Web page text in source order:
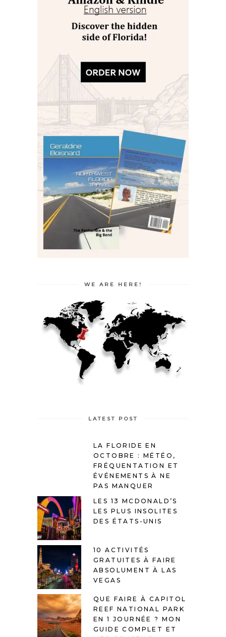
WE ARE HERE!
LATEST POST
LA FLORIDE EN
OCTOBRE : MÉTÉO,
FRÉQUENTATION ET
ÉVÉNEMENTS À NE
PAS MANQUER
LES 13 MCDONALD’S
LES PLUS INSOLITES
DES ÉTATS-UNIS
10 ACTIVITÉS
GRATUITES À FAIRE
ABSOLUMENT À LAS
VEGAS
QUE FAIRE À CAPITOL
REEF NATIONAL PARK
EN 1 JOURNÉE ? MON
GUIDE COMPLET ET